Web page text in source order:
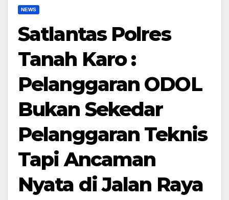
NEWS
Satlantas Polres
Tanah Karo :
Pelanggaran ODOL
Bukan Sekedar
Pelanggaran Teknis
Tapi Ancaman
Nyata di Jalan Raya